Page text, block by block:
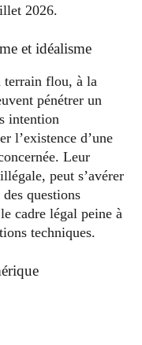
2026.
et idéalisme
terrain flou, à la
pénétrer un
intention
l’existence d’une
Leur
peut s’avérer
questions
cadre légal peine à
techniques.